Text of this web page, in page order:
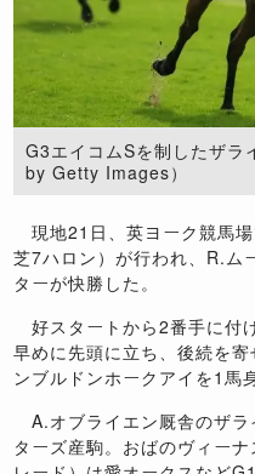
G3エイコムSを制したザラ
by Getty Images）
現地21日、英ヨーク競馬場
芝7ハロン）が行われ、R.ム
ターが快勝した。
好スタートから2番手に付
早めに先頭に立ち、後続を
ンブルドンホークアイを1馬
A.オブライエン厩舎のザラ
ターズ産駒。おばのヴィー